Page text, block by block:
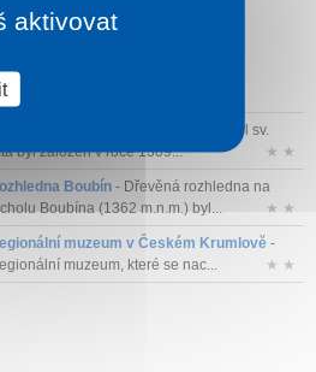
- Kostel sv.
byl založen v roce 1309...
★ ★
Boubín- Dřevěná rozhledna na
Boubína (1362 m.n.m.) byl...
★ ★
muzeum v Českém Krumlově-
muzeum, které se nac...
★ ★
aktivovat